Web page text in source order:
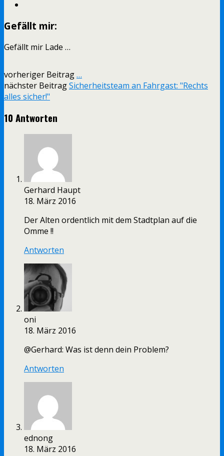
Gefällt mir:
Gefällt mir Lade …
vorheriger Beitrag…
nächster BeitragSicherheitsteam an Fahrgast: "Rechts
alles sicher!"
10 Antworten
Gerhard Haupt
18. März 2016
Der Alten ordentlich mit dem Stadtplan auf die
Omme !!
Antworten
oni
18. März 2016
@Gerhard: Was ist denn dein Problem?
Antworten
ednong
18. März 2016